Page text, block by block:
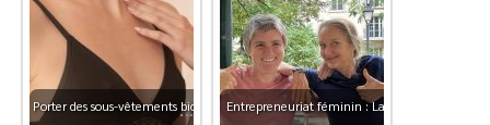
Porter des sous-vêtements bio
Entrepreneuriat féminin : La